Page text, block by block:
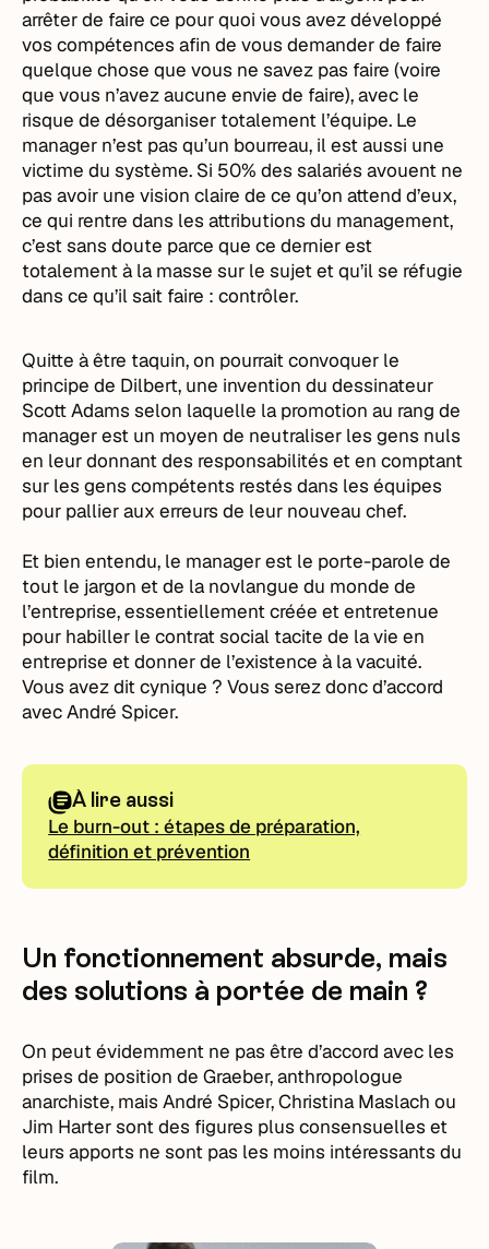
arrêter de faire ce pour quoi vous avez développé
vos compétences afin de vous demander de faire
quelque chose que vous ne savez pas faire (voire
que vous n’avez aucune envie de faire), avec le
risque de désorganiser totalement l’équipe. Le
manager n’est pas qu’un bourreau, il est aussi une
victime du système. Si 50% des salariés avouent ne
pas avoir une vision claire de ce qu’on attend d’eux,
ce qui rentre dans les attributions du management,
c’est sans doute parce que ce dernier est
totalement à la masse sur le sujet et qu’il se réfugie
dans ce qu’il sait faire : contrôler.
Quitte à être taquin, on pourrait convoquer le
principe de Dilbert, une invention du dessinateur
Scott Adams selon laquelle la promotion au rang de
manager est un moyen de neutraliser les gens nuls
en leur donnant des responsabilités et en comptant
sur les gens compétents restés dans les équipes
pour pallier aux erreurs de leur nouveau chef.
Et bien entendu, le manager est le porte-parole de
tout le jargon et de la novlangue du monde de
l’entreprise, essentiellement créée et entretenue
pour habiller le contrat social tacite de la vie en
entreprise et donner de l’existence à la vacuité.
Vous avez dit cynique ? Vous serez donc d’accord
avec André Spicer.
À lire aussi
Le burn-out : étapes de préparation,
définition et prévention
Un fonctionnement absurde, mais
des solutions à portée de main ?
On peut évidemment ne pas être d’accord avec les
prises de position de Graeber, anthropologue
anarchiste, mais André Spicer, Christina Maslach ou
Jim Harter sont des figures plus consensuelles et
leurs apports ne sont pas les moins intéressants du
film.